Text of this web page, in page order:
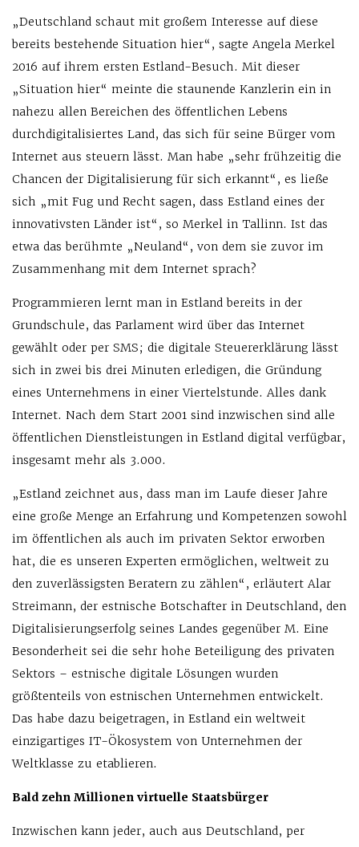
„Deutschland schaut mit großem Interesse auf diese
bereits bestehende Situation hier“, sagte Angela Merkel
2016 auf ihrem ersten Estland-Besuch. Mit dieser
„Situation hier“ meinte die staunende Kanzlerin ein in
nahezu allen Bereichen des öffentlichen Lebens
durchdigitalisiertes Land, das sich für seine Bürger vom
Internet aus steuern lässt. Man habe „sehr frühzeitig die
Chancen der Digitalisierung für sich erkannt“, es ließe
sich „mit Fug und Recht sagen, dass Estland eines der
innovativsten Länder ist“, so Merkel in Tallinn. Ist das
etwa das berühmte „Neuland“, von dem sie zuvor im
Zusammenhang mit dem Internet sprach?
Programmieren lernt man in Estland bereits in der
Grundschule, das Parlament wird über das Internet
gewählt oder per SMS; die digitale Steuererklärung lässt
sich in zwei bis drei Minuten erledigen, die Gründung
eines Unternehmens in einer Viertelstunde. Alles dank
Internet. Nach dem Start 2001 sind inzwischen sind alle
öffentlichen Dienstleistungen in Estland digital verfügbar,
insgesamt mehr als 3.000.
„Estland zeichnet aus, dass man im Laufe dieser Jahre
eine große Menge an Erfahrung und Kompetenzen sowohl
im öffentlichen als auch im privaten Sektor erworben
hat, die es unseren Experten ermöglichen, weltweit zu
den zuverlässigsten Beratern zu zählen“, erläutert Alar
Streimann, der estnische Botschafter in Deutschland, den
Digitalisierungserfolg seines Landes gegenüber M. Eine
Besonderheit sei die sehr hohe Beteiligung des privaten
Sektors – estnische digitale Lösungen wurden
größtenteils von estnischen Unternehmen entwickelt.
Das habe dazu beigetragen, in Estland ein weltweit
einzigartiges IT-Ökosystem von Unternehmen der
Weltklasse zu etablieren.
Bald zehn Millionen virtuelle Staatsbürger
Inzwischen kann jeder, auch aus Deutschland, per